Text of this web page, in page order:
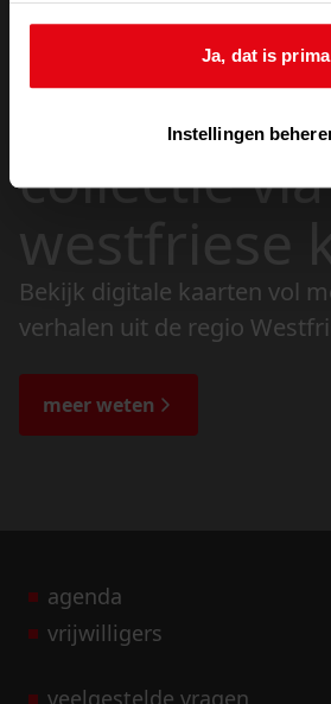
Ja, dat is prima
Instellingen
doorzoek
collectie
westfriese
Bekijk digitale kaarten vol
verhalen uit de regio
de bijzondere verhalen.
meer weten
agenda
vrijwilligers